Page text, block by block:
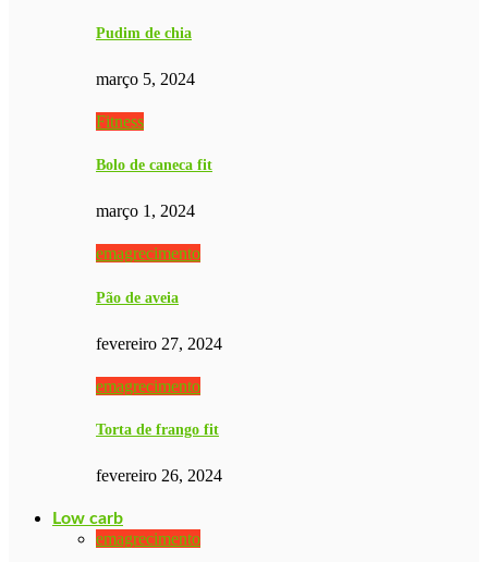
Pudim de chia
março 5, 2024
Fitness
Bolo de caneca fit
março 1, 2024
emagrecimento
Pão de aveia
fevereiro 27, 2024
emagrecimento
Torta de frango fit
fevereiro 26, 2024
Low carb
emagrecimento